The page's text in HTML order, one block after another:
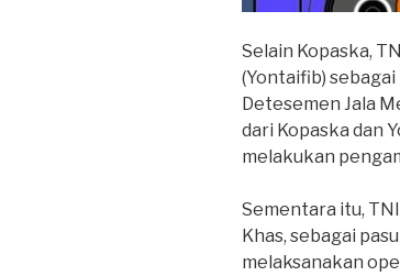
Selain Kopaska,
(Yontaifib)
Detesemen Jala
dari Kopaska dan
melakukan
Sementara itu,
Khas, sebagai
melaksanakan